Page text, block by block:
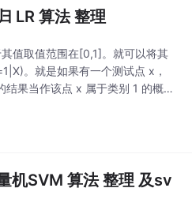
过某些概率密度分布表现为各种状
LR 算法 整理
值取值范围在[0,1]。就可以将其
。就是如果有一个测试点 x，
果当作该点 x 属于类别 1 的概率
为类别0：1.逻辑斯蒂回归模型L
机SVM 算法 整理 及sv